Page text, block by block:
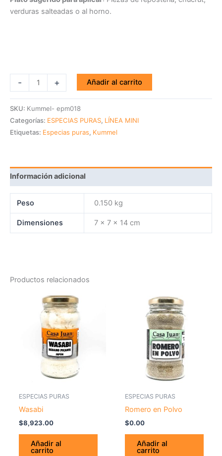
verduras salteadas o al horno.
- + Añadir al carrito
SKU: Kummel- epm018
Categorías: ESPECIAS PURAS, LÍNEA MINI
Etiquetas: Especias puras, Kummel
Información adicional
Peso 0.150 kg
Dimensiones 7 × 7 × 14 cm
Productos relacionados
ESPECIAS PURAS
Wasabi
$8,923.00
Añadir al
carrito
ESPECIAS PURAS
Romero en Polvo
$0.00
Añadir al
carrito